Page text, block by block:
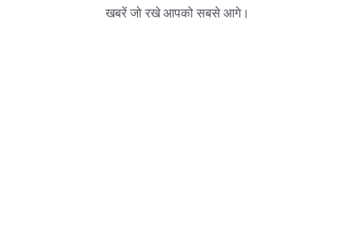
खबरें जो रखे आपको सबसे आगे।